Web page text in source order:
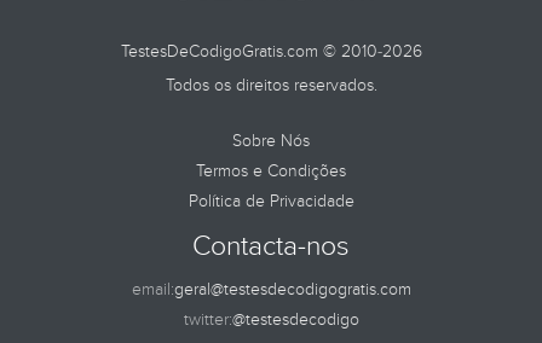
TestesDeCodigoGratis.com © 2010-2026
Todos os direitos reservados.
Sobre Nós
Termos e Condições
Política de Privacidade
Contacta-nos
email:geral@testesdecodigogratis.com
twitter:@testesdecodigo